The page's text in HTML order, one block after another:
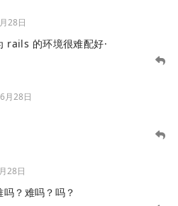
28日
rails 的环境很难配好·
月28日
28日
吗？难吗？吗？